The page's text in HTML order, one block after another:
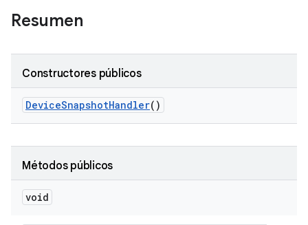
Resumen
Constructores públicos
DeviceSnapshotHandler()
Métodos públicos
void